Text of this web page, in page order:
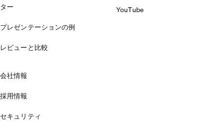
ター
プレゼンテーションの例
レビューと比較
YouTube
会社情報
採用情報
セキュリティ